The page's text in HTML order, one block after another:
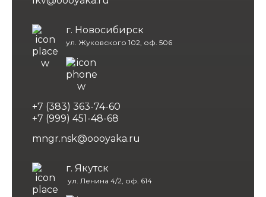
г. Новосибирск
ул. Жуковского 102, оф. 506
+7 (383) 363-74-60
+7 (999) 451-48-68
mngr.nsk@oooyaka.ru
г. Якутск
ул. Ленина 4/2, оф. 614